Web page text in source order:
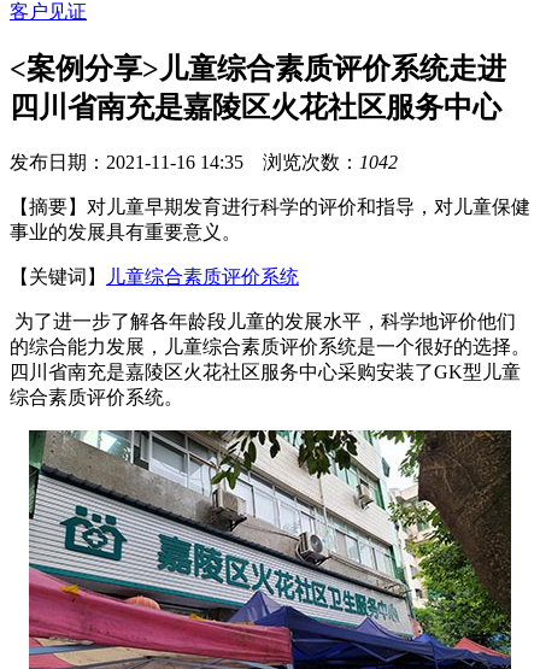
客户见证
<案例分享>儿童综合素质评价系统走进
四川省南充是嘉陵区火花社区服务中心
发布日期：2021-11-16 14:35 浏览次数： 1042
【摘要】对儿童早期发育进行科学的评价和指导，对儿童保健
事业的发展具有重要意义。
【关键词】 儿童综合素质评价系统
为了进一步了解各年龄段儿童的发展水平，科学地评价他们
的综合能力发展，儿童综合素质评价系统是一个很好的选择。
四川省南充是嘉陵区火花社区服务中心采购安装了GK型儿童
综合素质评价系统。